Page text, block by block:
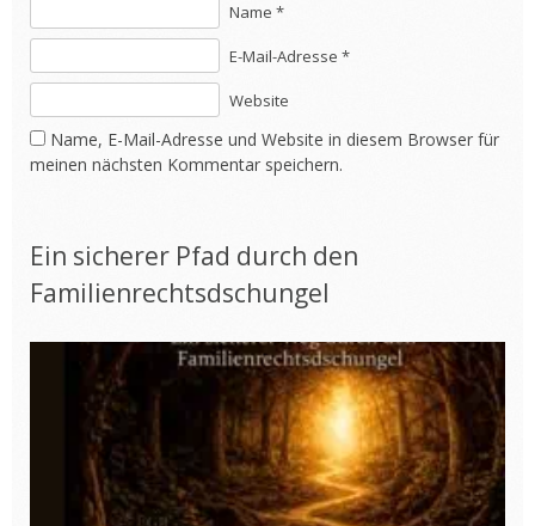
Name *
E-Mail-Adresse *
Website
Name, E-Mail-Adresse und Website in diesem Browser für
meinen nächsten Kommentar speichern.
Ein sicherer Pfad durch den
Familienrechtsdschungel